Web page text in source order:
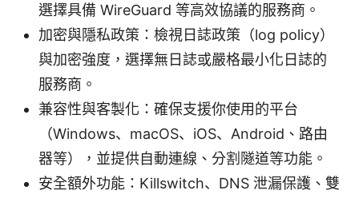
選擇具備 WireGuard 等高效協議的服務商。
加密與隱私政策：檢視日誌政策（log policy）
與加密強度，選擇無日誌或嚴格最小化日誌的
服務商。
兼容性與客製化：確保支援你使用的平台
（Windows、macOS、iOS、Android、路由
器等），並提供自動連線、分割隧道等功能。
安全額外功能：Killswitch、DNS 泄漏保護、雙